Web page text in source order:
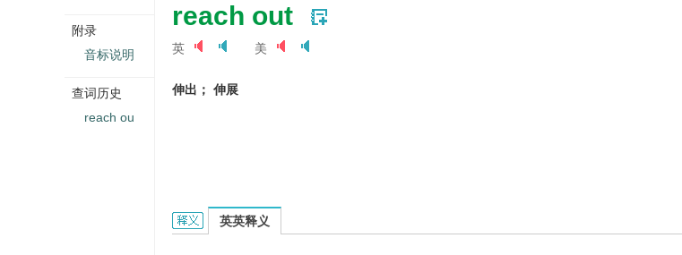
reach out
英 美
伸出； 伸展
reach out的英文翻译是什么意思，词典释义与在线翻译：
英英释义
附录
音标说明
查词历史
reach ou